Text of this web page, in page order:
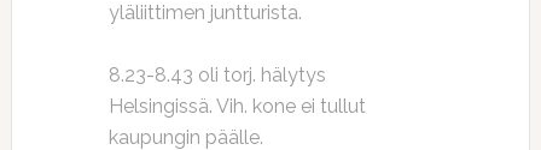
yläliittimen juntturista.
8.23-8.43 oli torj. hälytys
Helsingissä. Vih. kone ei tullut
kaupungin päälle.